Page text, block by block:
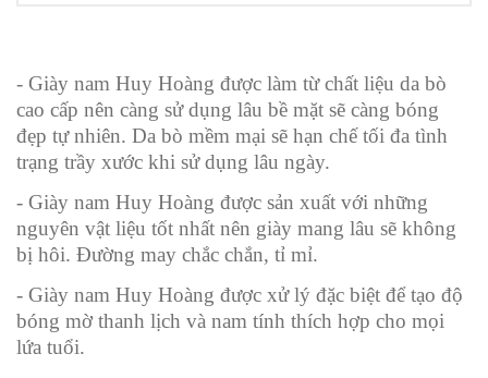
- Giày nam Huy Hoàng được làm từ chất liệu da bò
cao cấp nên càng sử dụng lâu bề mặt sẽ càng bóng
đẹp tự nhiên. Da bò mềm mại sẽ hạn chế tối đa tình
trạng trầy xước khi sử dụng lâu ngày.
- Giày nam Huy Hoàng được sản xuất với những
nguyên vật liệu tốt nhất nên giày mang lâu sẽ không
bị hôi. Đường may chắc chắn, tỉ mỉ.
- Giày nam Huy Hoàng được xử lý đặc biệt để tạo độ
bóng mờ thanh lịch và nam tính thích hợp cho mọi
lứa tuổi.